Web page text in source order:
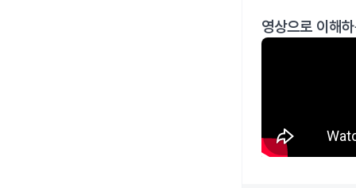
영상으로 이해